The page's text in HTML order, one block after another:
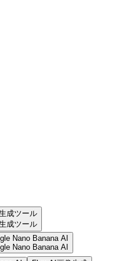
成ツール
成ツール
Nano Banana AI
Nano Banana AI